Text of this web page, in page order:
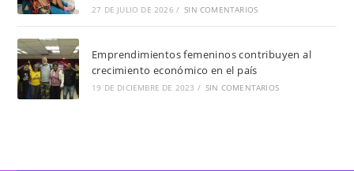
27 DE JULIO DE 2026 / SIN COMENTARIOS
Emprendimientos femeninos contribuyen al
crecimiento económico en el país
19 DE DICIEMBRE DE 2023 / SIN COMENTARIOS